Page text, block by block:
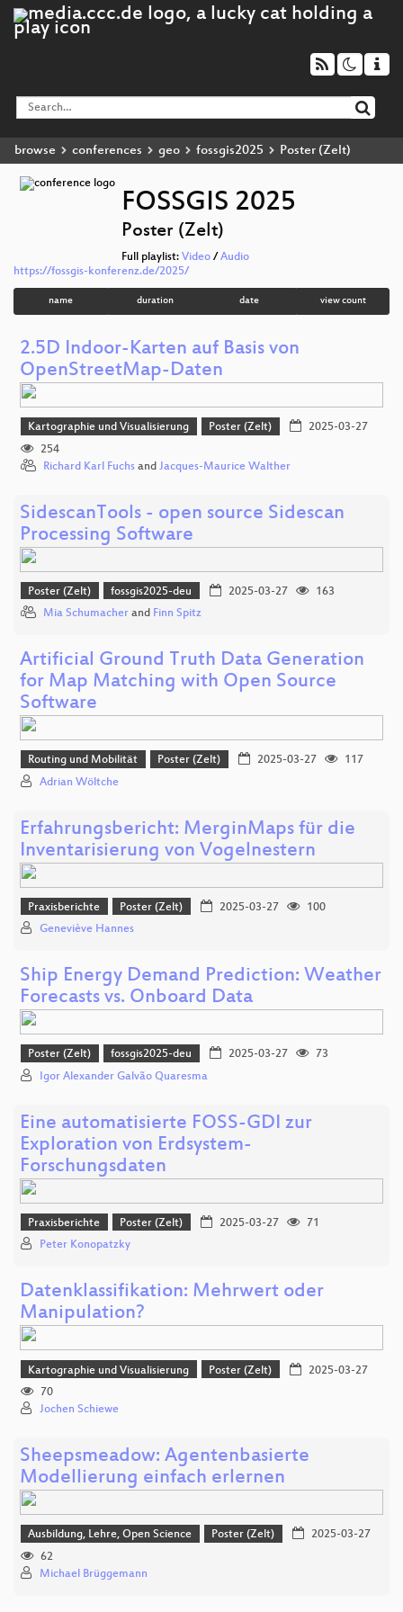
browse conferences geo fossgis2025 Poster (Zelt)
FOSSGIS 2025
Poster (Zelt)
Full playlist: Video / Audio
https://fossgis-konferenz.de/2025/
name duration date view count
2.5D Indoor-Karten auf Basis von
OpenStreetMap-Daten
Kartographie und Visualisierung Poster (Zelt)
2025-03-27
254
Richard Karl Fuchs and Jacques-Maurice Walther
SidescanTools - open source Sidescan
Processing Software
Poster (Zelt) fossgis2025-deu 2025-03-27
163
Mia Schumacher and Finn Spitz
Artificial Ground Truth Data Generation
for Map Matching with Open Source
Software
Routing und Mobilität Poster (Zelt) 2025-03-27
117
Adrian Wöltche
Erfahrungsbericht: MerginMaps für die
Inventarisierung von Vogelnestern
Praxisberichte Poster (Zelt) 2025-03-27
100
Geneviève Hannes
Ship Energy Demand Prediction: Weather
Forecasts vs. Onboard Data
Poster (Zelt) fossgis2025-deu 2025-03-27
73
Igor Alexander Galvão Quaresma
Eine automatisierte FOSS-GDI zur
Exploration von Erdsystem-
Forschungsdaten
Praxisberichte Poster (Zelt) 2025-03-27
71
Peter Konopatzky
Datenklassifikation: Mehrwert oder
Manipulation?
Kartographie und Visualisierung Poster (Zelt)
2025-03-27
70
Jochen Schiewe
Sheepsmeadow: Agentenbasierte
Modellierung einfach erlernen
Ausbildung, Lehre, Open Science Poster (Zelt)
2025-03-27
62
Michael Brüggemann